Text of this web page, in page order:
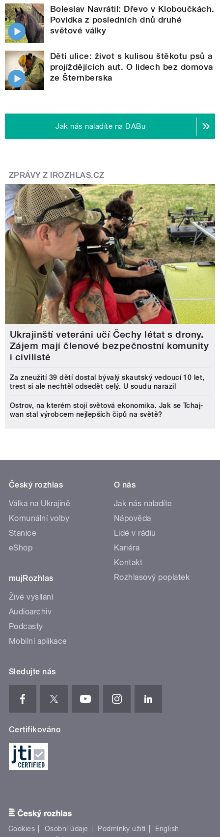
Boleslav Navrátil: Dřevo v Kloboučkách.
Povídka z posledních dnů druhé
světové války
Děti ulice: život s kulisou štěkotu psů a
projíždějících aut. O lidech bez domova
ze Šternberska
Jak nás naladíte na DABu
ZPRÁVY Z IROZHLAS.CZ
Ukrajinští veteráni učí Čechy létat s drony.
Zájem mají členové bezpečnostní komunity
i civilisté
Za zneužití 39 dětí dostal bývalý skautský vedoucí 10 let,
trest si ale nechtěl odsedět celý. U soudu narazil
Ostrov, na kterém stojí světová ekonomika. Jak se Tchaj-
wan stal výrobcem nejlepších čipů na světě?
Český rozhlas
Válka na Ukrajině
Komunální volby
Stanice
eShop
mujRozhlas
Živé vysílání
Audioarchiv
Podcasty
Mobilní aplikace
O nás
Jak nás naladíte
Nápověda
Lidé v rádiu
Kariéra
Kontakt
Rozhlasový poplatek
Sledujte nás
Certifikováno
Cookies Osobní údaje Podmínky užití
English